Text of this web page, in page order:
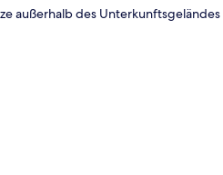
außerhalb des Unterkunftsgeländes